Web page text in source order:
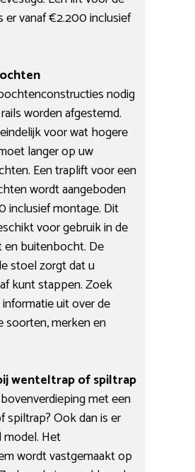
er vanaf €2.200 inclusief
nodig
worden afgestemd.
voor wat hogere
langer op uw
Een traplift voor een
wordt aangeboden
inclusief montage. Dit
voor gebruik in de
buitenbocht. De
stoel zorgt dat u
kunt stappen. Zoek
uit over de
soorten, merken en
wenteltrap of spiltrap
met een
spiltrap? Ook dan is er
model. Het
wordt vastgemaakt op